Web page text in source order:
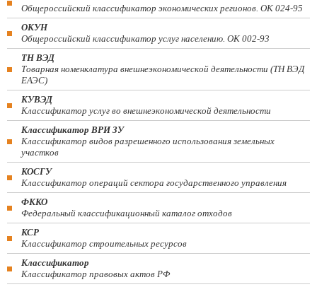
Общероссийский классификатор экономических регионов. ОК 024-95
ОКУН
Общероссийский классификатор услуг населению. ОК 002-93
ТН ВЭД
Товарная номенклатура внешнеэкономической деятельности (ТН ВЭД
ЕАЭС)
КУВЭД
Классификатор услуг во внешнеэкономической деятельности
Классификатор ВРИ ЗУ
Классификатор видов разрешенного использования земельных
участков
КОСГУ
Классификатор операций сектора государственного управления
ФККО
Федеральный классификационный каталог отходов
КСР
Классификатор строительных ресурсов
Классификатор
Классификатор правовых актов РФ